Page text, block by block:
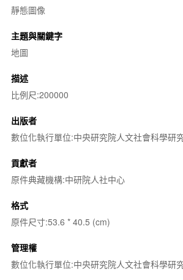
靜態圖像
主題與關鍵字
地圖
描述
比例尺:200000
出版者
數位化執行單位:中央研究院人文社會科學研
貢獻者
原件典藏機構:中研院人社中心
格式
原件尺寸:53.6 * 40.5 (cm)
管理權
數位化執行單位:中央研究院人文社會科學研